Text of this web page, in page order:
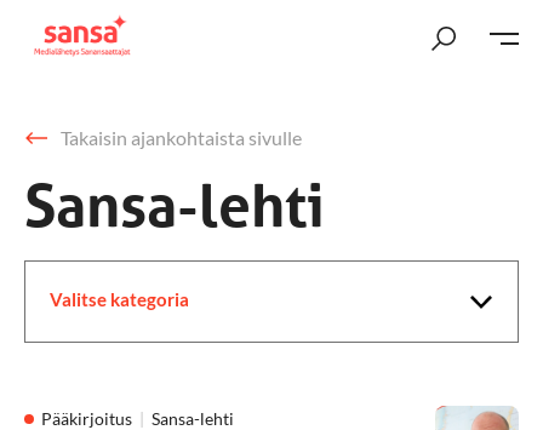
Takaisin ajankohtaista sivulle
Sansa-lehti
Valitse kategoria
Pääkirjoitus Sansa-lehti